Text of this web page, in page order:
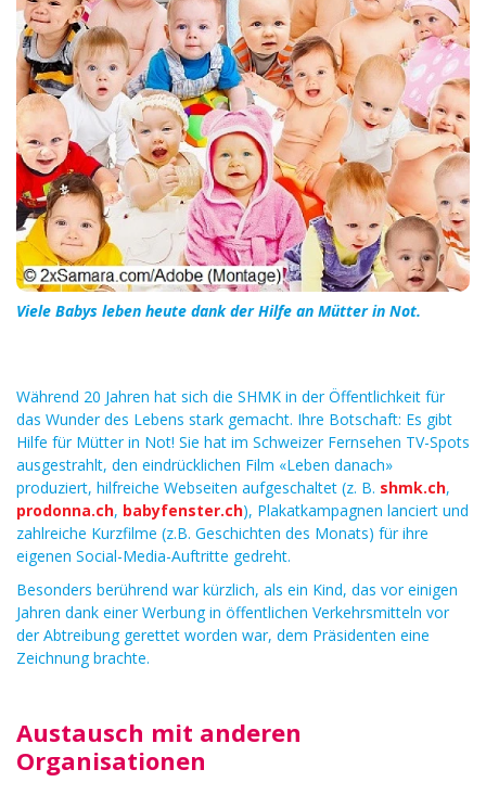
Viele Babys leben heute dank der Hilfe an Mütter in Not.
Während 20 Jahren hat sich die SHMK in der Öffentlichkeit für
das Wunder des Lebens stark gemacht. Ihre Botschaft: Es gibt
Hilfe für Mütter in Not! Sie hat im Schweizer Fernsehen TV-Spots
ausgestrahlt, den eindrücklichen Film «Leben danach»
produziert, hilfreiche Webseiten aufgeschaltet (z. B. shmk.ch,
prodonna.ch, babyfenster.ch), Plakatkampagnen lanciert und
zahlreiche Kurzfilme (z.B. Geschichten des Monats) für ihre
eigenen Social-Media-Auftritte gedreht.
Besonders berührend war kürzlich, als ein Kind, das vor einigen
Jahren dank einer Werbung in öffentlichen Verkehrsmitteln vor
der Abtreibung gerettet worden war, dem Präsidenten eine
Zeichnung brachte.
Austausch mit anderen
Organisationen